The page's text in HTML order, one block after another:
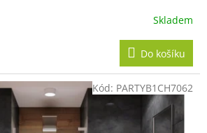
R
M
A
Skladem
Do košíku
Kód: PARTYB1CH7062